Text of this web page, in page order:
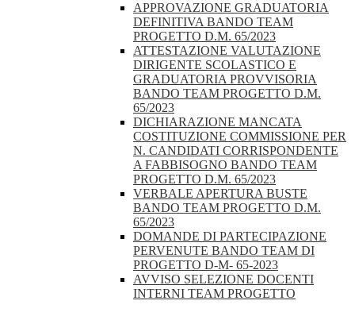
APPROVAZIONE GRADUATORIA
DEFINITIVA BANDO TEAM
PROGETTO D.M. 65/2023
ATTESTAZIONE VALUTAZIONE
DIRIGENTE SCOLASTICO E
GRADUATORIA PROVVISORIA
BANDO TEAM PROGETTO D.M.
65/2023
DICHIARAZIONE MANCATA
COSTITUZIONE COMMISSIONE PER
N. CANDIDATI CORRISPONDENTE
A FABBISOGNO BANDO TEAM
PROGETTO D.M. 65/2023
VERBALE APERTURA BUSTE
BANDO TEAM PROGETTO D.M.
65/2023
DOMANDE DI PARTECIPAZIONE
PERVENUTE BANDO TEAM DI
PROGETTO D-M- 65-2023
AVVISO SELEZIONE DOCENTI
INTERNI TEAM PROGETTO